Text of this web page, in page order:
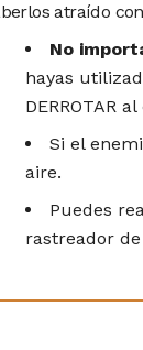
atraído
No
hayas
DERROTAR
Si el
aire.
Puedes
rastreador